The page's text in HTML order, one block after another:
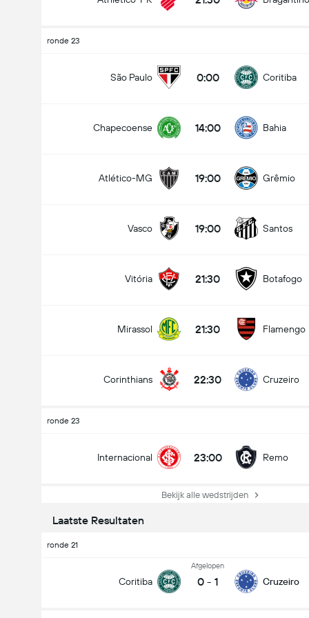
ronde 23
São Paulo 0:00 Coritiba
Chapecoense 14:00 Bahia
Atlético-MG 19:00 Grêmio
Vasco 19:00 Santos
Vitória 21:30 Botafogo
Mirassol 21:30 Flamengo
Corinthians 22:30 Cruzeiro
ronde 23
Internacional 23:00 Remo
Bekijk alle wedstrijden
Laatste Resultaten
ronde 21
Coritiba
Afgelopen
0 - 1 Cruzeiro